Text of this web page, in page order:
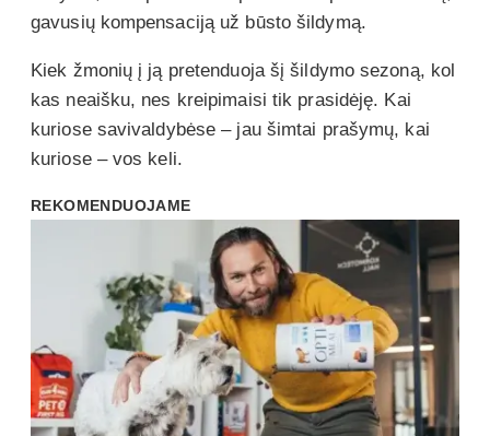
gavusių kompensaciją už būsto šildymą.
Kiek žmonių į ją pretenduoja šį šildymo sezoną, kol
kas neaišku, nes kreipimaisi tik prasidėję. Kai
kuriose savivaldybėse – jau šimtai prašymų, kai
kuriose – vos keli.
REKOMENDUOJAME